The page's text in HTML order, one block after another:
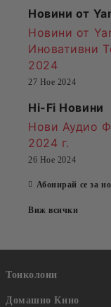
Новини от
Новини от
Иновативни
2024
27 Ное 2024
Hi-Fi Новини
Нови Аудио
2024 г.
26 Ное 2024
Абонирай се за
Виж всички
Тонколони
Домашно Кино